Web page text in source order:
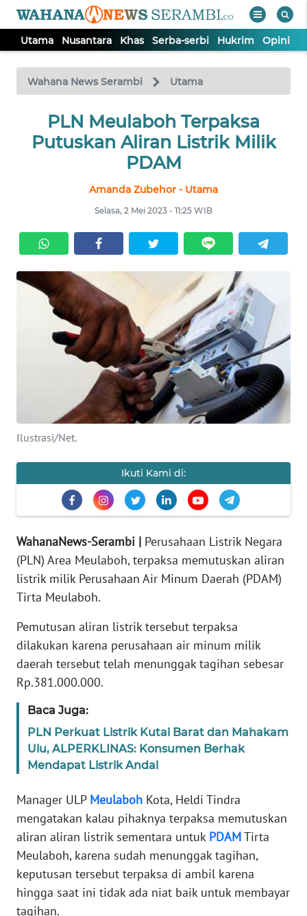
Utama Nusantara Khas Serba-serbi Hukrim Opini
Wahana News Serambi Utama
PLN Meulaboh Terpaksa
Putuskan Aliran Listrik Milik
PDAM
Amanda Zubehor - Utama
Selasa, 2 Mei 2023 - 11:25 WIB
Ilustrasi/Net.
Ikuti Kami di:
WahanaNews-Serambi | Perusahaan Listrik Negara
(PLN) Area Meulaboh, terpaksa memutuskan aliran
listrik milik Perusahaan Air Minum Daerah (PDAM)
Tirta Meulaboh.
Pemutusan aliran listrik tersebut terpaksa
dilakukan karena perusahaan air minum milik
daerah tersebut telah menunggak tagihan sebesar
Rp.381.000.000.
Baca Juga:
PLN Perkuat Listrik Kutai Barat dan Mahakam
Ulu, ALPERKLINAS: Konsumen Berhak
Mendapat Listrik Andal
Manager ULP Meulaboh Kota, Heldi Tindra
mengatakan kalau pihaknya terpaksa memutuskan
aliran aliran listrik sementara untuk PDAMTirta
Meulaboh, karena sudah menunggak tagihan,
keputusan tersebut terpaksa di ambil karena
hingga saat ini tidak ada niat baik untuk membayar
tagihan.
TV
Tutup
UTAMA
SERBA-
SERBI
HUKRIM
INDEKS
KONTAK
INFO
IKLAN
TENTANG
KAMI
PEDOMAN
MEDIA
SIBER
KARIR
DISCLAIMER
News
Regional
WN
SUMUT